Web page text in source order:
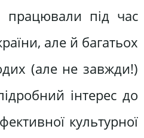
працювали під час
але й багатьох
(але не завжди!)
інтерес до
культурної